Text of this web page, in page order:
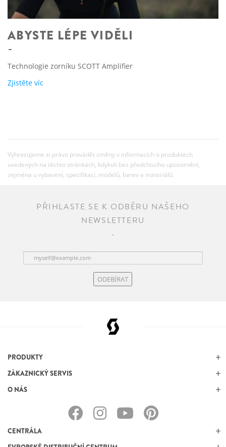
ABYSTE LÉPE VIDĚLI
Technologie zorníku SCOTT Amplifier
Zjistěte víc
Vyhrazujeme si právo provádět změny v informacích o produktech
uvedených na těchto stránkách, kdykoli bez předchozího upozornění,
zejména u vybavení, specifikací, modelů, barev a materiálů.
PŘIHLASTE SE K ODBĚRU NAŠEHO
NEWSLETTERU
ODEBÍRAT
PRODUKTY
ZÁKAZNICKÝ SERVIS
O NÁS
CENTRÁLA